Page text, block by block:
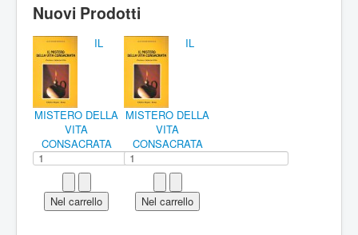
Nuovi Prodotti
IL
MISTERO DELLA
VITA
CONSACRATA
IL
MISTERO DELLA
VITA
CONSACRATA